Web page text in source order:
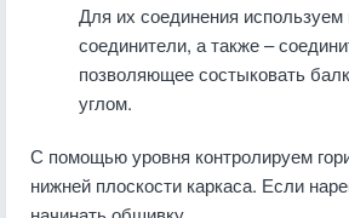
Для их соединения
соединители, а также –
позволяющее состыковать
углом.
С помощью уровня контролируем
нижней плоскости каркаса. Если